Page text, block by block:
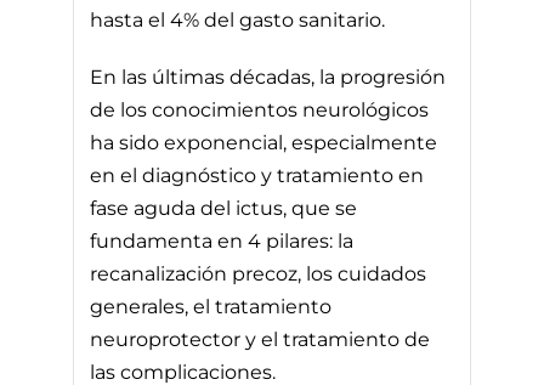
hasta el 4% del gasto sanitario.
En las últimas décadas, la progresión
de los conocimientos neurológicos
ha sido exponencial, especialmente
en el diagnóstico y tratamiento en
fase aguda del ictus, que se
fundamenta en 4 pilares: la
recanalización precoz, los cuidados
generales, el tratamiento
neuroprotector y el tratamiento de
las complicaciones.